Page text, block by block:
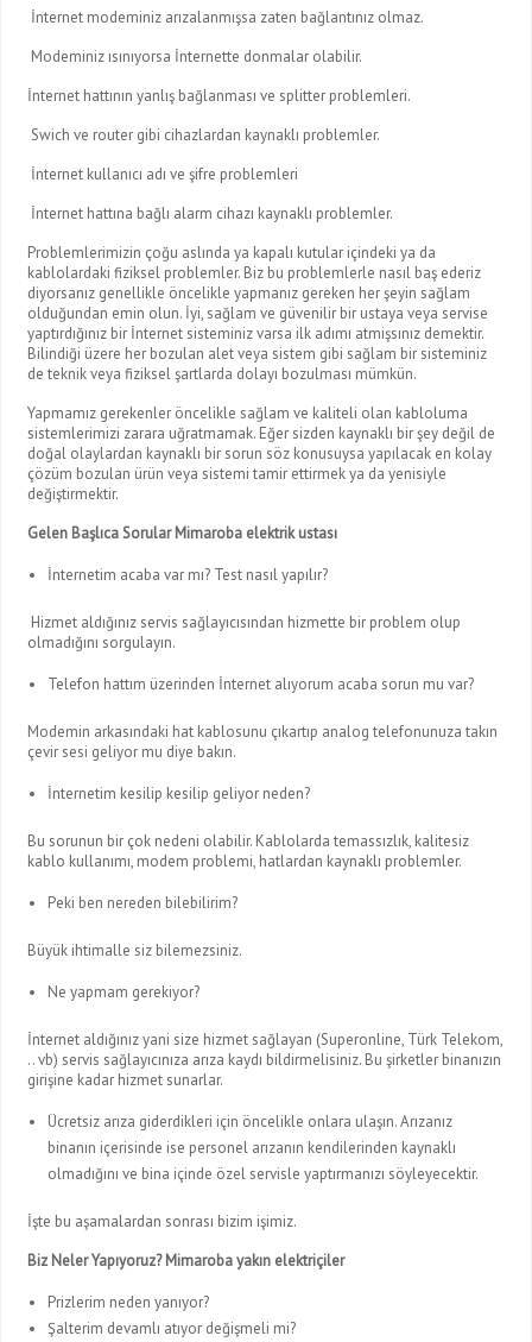
İnternet modeminiz arızalanmışsa zaten bağlantınız olmaz.
Modeminiz ısınıyorsa İnternette donmalar olabilir.
İnternet hattının yanlış bağlanması ve splitter problemleri.
Swich ve router gibi cihazlardan kaynaklı problemler.
İnternet kullanıcı adı ve şifre problemleri
İnternet hattına bağlı alarm cihazı kaynaklı problemler.
Problemlerimizin çoğu aslında ya kapalı kutular içindeki ya da
kablolardaki fiziksel problemler. Biz bu problemlerle nasıl baş ederiz
diyorsanız genellikle öncelikle yapmanız gereken her şeyin sağlam
olduğundan emin olun. İyi, sağlam ve güvenilir bir ustaya veya servise
yaptırdığınız bir İnternet sisteminiz varsa ilk adımı atmişsınız demektir.
Bilindiği üzere her bozulan alet veya sistem gibi sağlam bir sisteminiz
de teknik veya fiziksel şartlarda dolayı bozulması mümkün.
Yapmamız gerekenler öncelikle sağlam ve kaliteli olan kabloluma
sistemlerimizi zarara uğratmamak. Eğer sizden kaynaklı bir şey değil de
doğal olaylardan kaynaklı bir sorun söz konusuysa yapılacak en kolay
çözüm bozulan ürün veya sistemi tamir ettirmek ya da yenisiyle
değiştirmektir.
Gelen Başlıca Sorular Mimaroba elektrik ustası
İnternetim acaba var mı? Test nasıl yapılır?
Hizmet aldığınız servis sağlayıcısından hizmette bir problem olup
olmadığını sorgulayın.
Telefon hattım üzerinden İnternet alıyorum acaba sorun mu var?
Modemin arkasındaki hat kablosunu çıkartıp analog telefonunuza takın
çevir sesi geliyor mu diye bakın.
İnternetim kesilip kesilip geliyor neden?
Bu sorunun bir çok nedeni olabilir. Kablolarda temassızlık, kalitesiz
kablo kullanımı, modem problemi, hatlardan kaynaklı problemler.
Peki ben nereden bilebilirim?
Büyük ihtimalle siz bilemezsiniz.
Ne yapmam gerekiyor?
İnternet aldığınız yani size hizmet sağlayan (Superonline, Türk Telekom,
.. vb) servis sağlayıcınıza arıza kaydı bildirmelisiniz. Bu şirketler binanızın
girişine kadar hizmet sunarlar.
Ücretsiz arıza giderdikleri için öncelikle onlara ulaşın. Arızanız
binanın içerisinde ise personel arızanın kendilerinden kaynaklı
olmadığını ve bina içinde özel servisle yaptırmanızı söyleyecektir.
İşte bu aşamalardan sonrası bizim işimiz.
Biz Neler Yapıyoruz? Mimaroba yakın elektriçiler
Prizlerim neden yanıyor?
Şalterim devamlı atıyor değişmeli mi?